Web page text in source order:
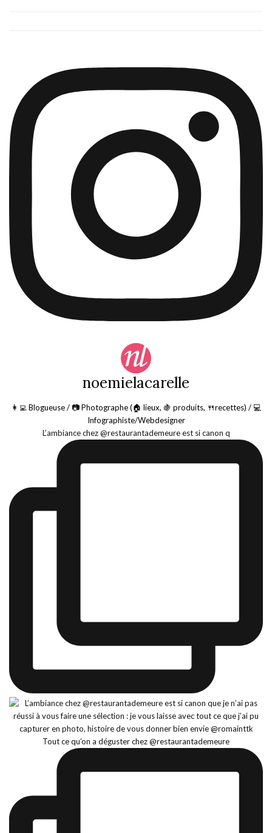
noemielacarelle
👩‍💻 Blogueuse / 📷 Photographe (🏠 lieux, 🍇 produits, 🍴recettes) / 💻
Infographiste/Webdesigner
L’ambiance chez @restaurantademeure est si canon q
Tout ce qu’on a déguster chez @restaurantademeure